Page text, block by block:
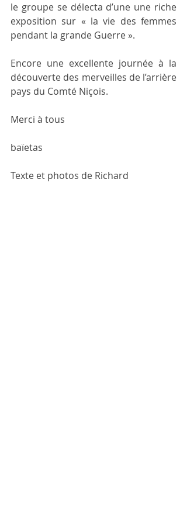
le groupe se délecta d’une une riche
exposition sur « la vie des femmes
pendant la grande Guerre ».
Encore une excellente journée à la
découverte des merveilles de l’arrière
pays du Comté Niçois.
Merci à tous
baïetas
Texte et photos de Richard